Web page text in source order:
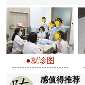
●就诊图
感值得推荐